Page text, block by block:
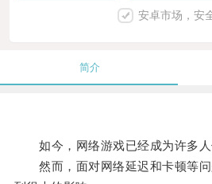
安卓市场，安
简介
如今，网络游戏已经成为许多人
然而，面对网络延迟和卡顿等问